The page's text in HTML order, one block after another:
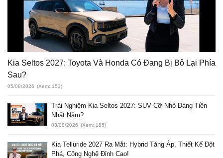
Kia Seltos 2027: Toyota Và Honda Có Đang Bị Bỏ Lại Phía
Sau?
05/08/2026 (Xem: 153)
Trải Nghiệm Kia Seltos 2027: SUV Cỡ Nhỏ Đáng Tiền
Nhất Năm?
03/08/2026 (Xem: 185)
Kia Telluride 2027 Ra Mắt: Hybrid Tăng Áp, Thiết Kế Đột
Phá, Công Nghệ Đỉnh Cao!